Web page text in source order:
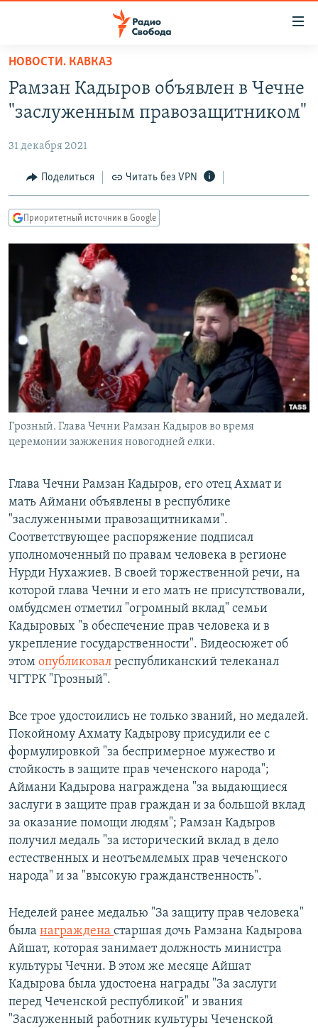
упрощенного
доступа
Вернуться
основному
Вернутся
главной
навигации
Вернутся
ПОДКАСТЫ
АВТОРСКИЕ ПРОЕКТЫ
ЦИТАТЫ СВОБОДЫ
МНЕНИЯ
IDEL.РЕАЛИИ
КАВКАЗ.РЕАЛИИ
СЕВЕР.РЕАЛИИ
СИБИРЬ.РЕАЛИИ
РАСПИСАНИЕ ВЕЩАНИЯ
ПОДПИШИТЕСЬ НА РАССЫЛКУ
СОЦИАЛЬНЫЕ СЕТИ
Все сайты РСЕ/РС
НОВОСТИ. КАВКАЗ
Рамзан Кадыров объявлен в Чечне
"заслуженным правозащитником"
31 декабря 2021
Поделиться Читать без VPN
Приоритетный источник в Google
Грозный. Глава Чечни Рамзан Кадыров во время
церемонии зажжения новогодней елки.
Глава Чечни Рамзан Кадыров, его отец Ахмат и
мать Аймани объявлены в республике
"заслуженными правозащитниками".
Соответствующее распоряжение подписал
уполномоченный по правам человека в регионе
Нурди Нухажиев. В своей торжественной речи, на
которой глава Чечни и его мать не присутствовали,
омбудсмен отметил "огромный вклад" семьи
Кадыровых "в обеспечение прав человека и в
укрепление государственности". Видеосюжет об
этом опубликовал республиканский телеканал
ЧГТРК "Грозный".
Все трое удостоились не только званий, но медалей.
Покойному Ахмату Кадырову присудили ее с
формулировкой "за беспримерное мужество и
стойкость в защите прав чеченского народа";
Аймани Кадырова награждена "за выдающиеся
заслуги в защите прав граждан и за большой вклад
за оказание помощи людям"; Рамзан Кадыров
получил медаль "за исторический вклад в дело
естественных и неотъемлемых прав чеченского
народа" и за "высокую гражданственность".
Неделей ранее медалью "За защиту прав человека"
была награждена старшая дочь Рамзана Кадырова
Айшат, которая занимает должность министра
культуры Чечни. В этом же месяце Айшат
Кадырова была удостоена награды "За заслуги
перед Чеченской республикой" и звания
"Заслуженный работник культуры Чеченской